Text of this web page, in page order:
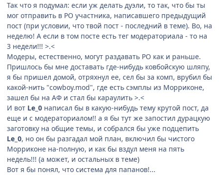
Так что я подумал: если уж делать дуэли, то так, что бы ты
мог отправить в РО участника, написавшего предыдущий
пост (при условии, что твой пост - последний в теме). Во, на
неделю! А если в том посте есть тег модераториала - то на
3 недели!!! >.<
Модеры, естественно, могут раздавать РО как и раньше.
Пришлось бы мне доставать где-нибудь ковбойскую шляпу,
я бы пришел домой, отряхнул ее, сел бы за комп, врубил бы
какой-нить "cowboy.mod", где есть сэмплы из Морриконе,
зашел бы на АФ и стал бы караулить >.<
И вот Le_0 написал бы в какую-нибудь тему крутой пост, да
еще и с модераториалом!! а я бы тут же запостил дурацкую
заготовку на общие темы, и собрался бы уже подцепить
Le_0, но он бы разгадал мой план, включил бы чистого
Морриконе на-полную, и как бы вздул меня на пять
недель!!! (а может, и остальных в теме)
Вот я бы понял, что система для папанов!...